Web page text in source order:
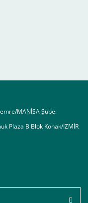
MANİSA Şube:
Plaza B Blok Konak/İZMİR